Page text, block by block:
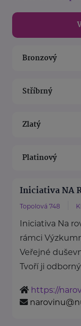
Bronzový
Stříbrný
Zlatý
Platinový
Iniciativa NA
Topolová 748
Iniciativa Na
rámci
Veřejné
Tvoří ji odborný
https://